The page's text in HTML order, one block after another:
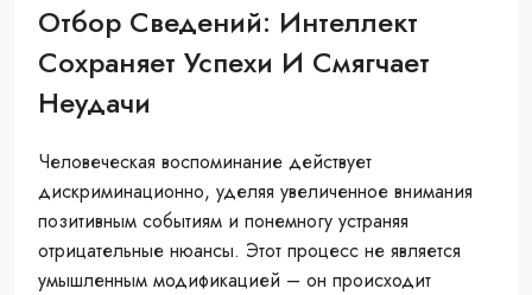
Отбор Сведений: Интеллект
Сохраняет Успехи И Смягчает
Неудачи
Человеческая воспоминание действует
дискриминационно, уделяя увеличенное внимания
позитивным событиям и понемногу устраняя
отрицательные нюансы. Этот процесс не является
умышленным модификацией – он происходит